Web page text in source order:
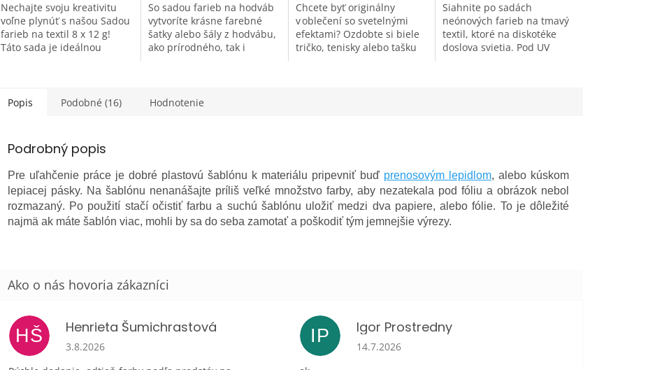
Nechajte svoju kreativitu
voľne plynúť s našou Sadou
farieb na textil 8 x 12 g!
Táto sada je ideálnou
So sadou farieb na hodváb
vytvoríte krásne farebné
šatky alebo šály z hodvábu,
ako prírodného, tak i
Chcete byť originálny
v oblečení so svetelnými
efektami? Ozdobte si biele
tričko, tenisky alebo tašku
Siahnite po sadách
neónových farieb na tmavý
textil, ktoré na diskotéke
doslova svietia. Pod UV
Popis Podobné (16) Hodnotenie
Podrobný popis
Pre uľahčenie práce je dobré plastovú šablónu k materiálu pripevniť buď prenosovým lepidlom, alebo kúskom
lepiacej pásky. Na šablónu nenanášajte príliš veľké množstvo farby, aby nezatekala pod fóliu a obrázok nebol
rozmazaný. Po použití stačí očistiť farbu a suchú šablónu uložiť medzi dva papiere, alebo fólie. To je dôležité
najmä ak máte šablón viac, mohli by sa do seba zamotať a poškodiť tým jemnejšie výrezy.
HŠ Henrieta Šumichrastová
Hodnotenie obchodu je 5 z 5 hviezdičiek.
3.8.2026
IP Igor Prostredny
Hodnotenie obchodu je 5 z 5 hviezdičiek.
14.7.2026